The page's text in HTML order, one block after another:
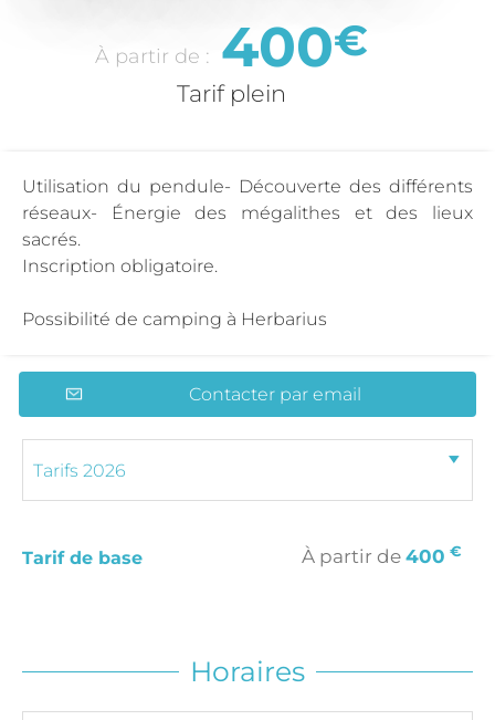
À partir de : 400€
Tarif plein
Utilisation du pendule- Découverte des différents
réseaux- Énergie des mégalithes et des lieux
sacrés.
Inscription obligatoire.
Possibilité de camping à Herbarius
Contacter par email
Tarif de base À partir de 400 €
Horaires